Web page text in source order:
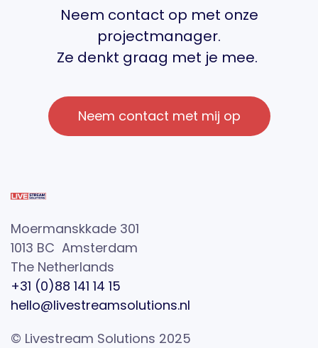
Neem contact op met onze
projectmanager.
Ze denkt graag met je mee.
Neem contact met mij op
Moermanskkade 301
1013 BC Amsterdam
The Netherlands
+31 (0)88 141 14 15
hello@livestreamsolutions.nl
© Livestream Solutions 2025